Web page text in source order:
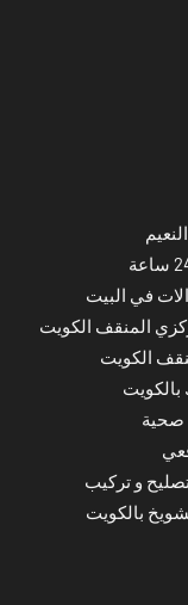
في البيت
المنقف الكويت
الكويت
صحية
و تركيب
بالكويت